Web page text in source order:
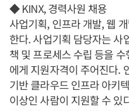
◆ KINX, 경력사원 채용
사업기획, 인프라 개발, 웹
한다. 사업기획 담당자는 사
책 및 프로세스 수립 등을
에게 지원자격이 주어진다.
기반 클라우드 인프라 아키
이상인 사람이 지원할 수 있